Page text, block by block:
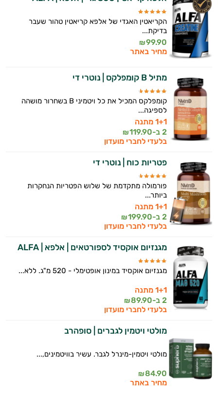
הקריאטין האגדי של אלפא קריאטין טהור שעבר
בדיקת...
99.90
₪
מחיר באתר
מתיל B קומפלקס | נוטרי די
קומפלקס המכיל את כל ויטמיני B בשחרור מושהה
לספיגה...
1+1 מתנה
2 ב-
119.90
₪
בלעדי לחברי מועדון
פטריות כוח | נוטרי די
פורמולה מתקדמת של שלוש הפטריות הנחקרות
ביותר...
1+1 מתנה
2 ב-
199.90
₪
בלעדי לחברי מועדון
מגנזיום אוקסיד לספורטאים | אלפא | ALFA
מגנזיום אוקסיד במינון אופטימלי - 520 מ"ג. ללא...
1+1 מתנה
2 ב-
89.90
₪
בלעדי לחברי מועדון
מולטי ויטמין לגברים | סופהרב
מולטי ויטמין-מינרל לגבר. עשיר בוויטמינים,...
84.90
₪
מחיר באתר
זה הזמן להתחיל. איך אוכל לעזור?